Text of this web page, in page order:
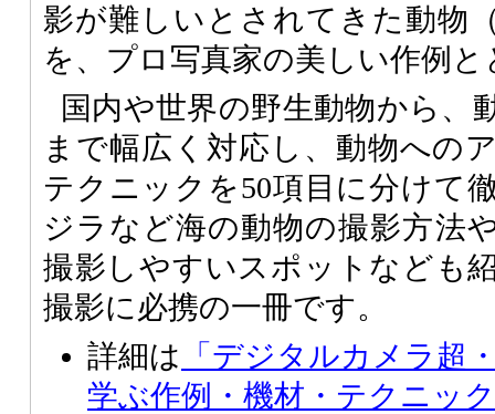
影が難しいとされてきた動物
を、プロ写真家の美しい作例
国内や世界の野生動物から、
まで幅広く対応し、動物への
テクニックを50項目に分けて
ジラなど海の動物の撮影方法
撮影しやすいスポットなども
撮影に必携の一冊です。
詳細は 「デジタルカメラ
学ぶ作例・機材・テクニッ